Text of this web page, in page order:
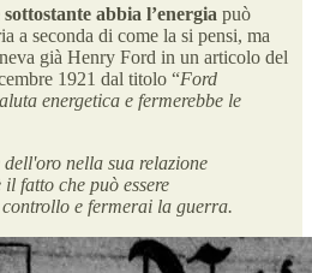
sottostante abbia l’energia può
a seconda di come la si pensi, ma
già Henry Ford in un articolo del
1921 dal titolo “Ford
energetica e fermerebbe le
nella sua relazione
fatto che può essere
e fermerai la guerra.